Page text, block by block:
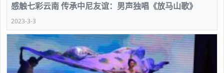
感触七彩云南 传承中尼友谊：男声独唱《放马山歌》
2023-3-3